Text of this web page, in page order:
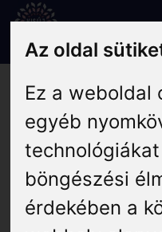
Az oldal
Ez a weboldal
egyéb
böngészési
érdekében a
Skip
content
Rólunk
Hírek
Programok